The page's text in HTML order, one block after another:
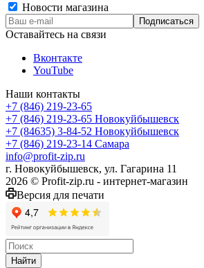
Новости магазина
Оставайтесь на связи
Вконтакте
YouTube
Наши контакты
+7 (846) 219-23-65
+7 (846) 219-23-65 Новокуйбышевск
+7 (84635) 3-84-52 Новокуйбышевск
+7 (846) 219-23-14 Самара
info@profit-zip.ru
г. Новокуйбышевск, ул. Гагарина 11
2026 © Profit-zip.ru - интернет-магазин
Версия для печати
Найти